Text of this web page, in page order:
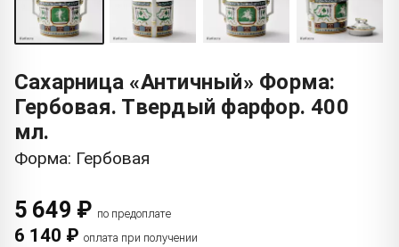
Сахарница «Античный» Форма:
Гербовая. Твердый фарфор. 400
мл.
Форма: Гербовая
5 649 ₽ по предоплате
6 140 ₽ оплата при получении